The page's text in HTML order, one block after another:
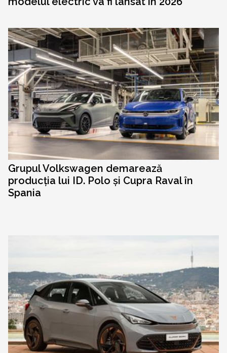
Grupul Volkswagen demarează
producția lui ID. Polo și Cupra Raval în
Spania